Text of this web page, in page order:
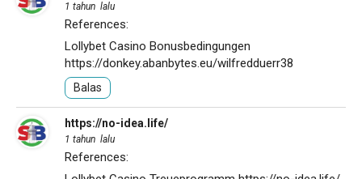
1 tahun lalu
References:
Lollybet Casino Bonusbedingungen
https://donkey.abanbytes.eu/wilfredduerr38
Balas
https://no-idea.life/
1 tahun lalu
References: